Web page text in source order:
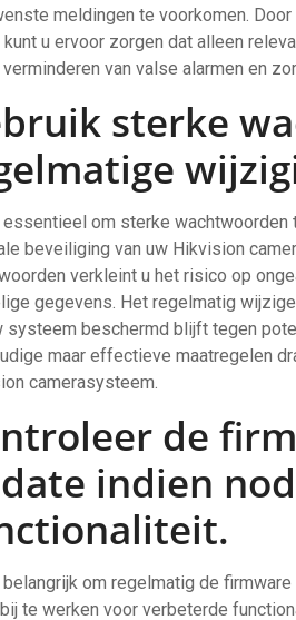
meldingen te voorkomen.
kunt u ervoor zorgen dat alleen
van valse alarmen en
sterke
om sterke
beveiliging van uw Hikvision
verkleint u het risico op
gegevens. Het regelmatig
systeem beschermd blijft tegen
maar effectieve maatregelen
camerasysteem.
de
indien
om regelmatig de
te werken voor verbeterde